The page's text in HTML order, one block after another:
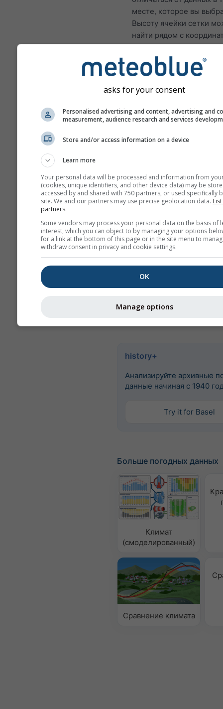
месте, которое вы
Высоту ячейки сетки
найти рядом с
почасовые данные. За
месяц представлены
агрегированные
значения. За период
месяцев приводятся
агрегаты.
продажи. Пожалуйста,
свяжитесь с нами для
дополнительной
Почасовые исторические
погоде с 1940 года для
можно приобрести с
сервисаhistory+.
переменные, как
облачность и осадки, в
для любой точки Земли.
history+
Анализируйте архивные
данные начиная с 1940
Try it for Basel
Больше погодных данных
Климат
(смоделированный)
Сравнение климата
asks for your consent
Personalised advertising and content, advertising and
measurement, audience research and services
Store and/or access information on a device
Learn more
Your personal data will be processed and information from
(cookies, unique identifiers, and other device data) may be
accessed by and shared with 750 partners, or used specifically
site. We and our partners may use precise geolocation data.
partners.
Some vendors may process your personal data on the basis of
interest, which you can object to by managing your options
for a link at the bottom of this page or in the site menu to
withdraw consent in privacy and cookie settings.
OK
Manage options